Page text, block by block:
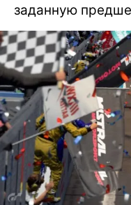
заданную